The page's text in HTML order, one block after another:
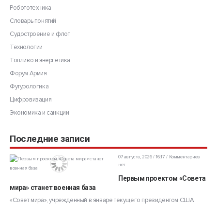
Робототехника
Словарь понятий
Судостроение и флот
Технологии
Топливо и энергетика
Форум Армия
Футурологика
Цифровизация
Экономика и санкции
Последние записи
07 августа, 2026 / 16:17
Комментариев
нет
Первым проектом «Совета
мира» станет военная база
«Совет мира», учрежденный в январе текущего президентом США